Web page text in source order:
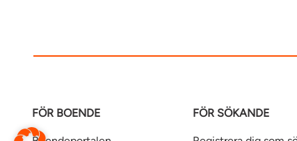
FÖR BOENDE FÖR SÖKANDE